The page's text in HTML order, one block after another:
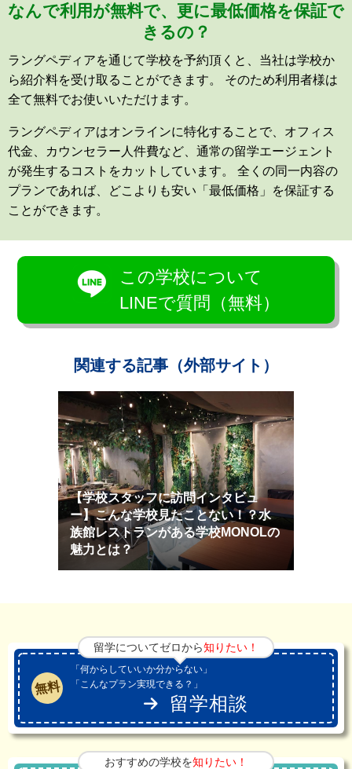
なんで利用が無料で、更に最低価格を保証で
きるの？
ラングペディアを通じて学校を予約頂くと、当社は学校か
ら紹介料を受け取ることができます。 そのため利用者様は
全て無料でお使いいただけます。
ラングペディアはオンラインに特化することで、オフィス
代金、カウンセラー人件費など、通常の留学エージェント
が発生するコストをカットしています。 全くの同一内容の
プランであれば、どこよりも安い「最低価格」を保証する
ことができます。
この学校について
LINEで質問（無料）
関連する記事（外部サイト）
【学校スタッフに訪問インタビュ
ー】こんな学校見たことない！？水
族館レストランがある学校MONOLの
魅力とは？
留学についてゼロから知りたい！
無料
「何からしていいか分からない」
「こんなプラン実現できる？」
留学相談
おすすめの学校を知りたい！